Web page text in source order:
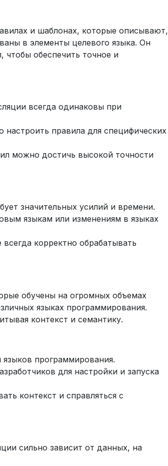
и шаблонах, которые описывают,
в элементы целевого языка. Он
чтобы обеспечить точное и
всегда одинаковы при
настроить правила для специфических
можно достичь высокой точности
значительных усилий и времени.
языкам или изменениям в языках
корректно обрабатывать
обучены на огромных объемах
языках программирования.
контекст и семантику.
программирования.
для настройки и запуска
контекст и справляться с
сильно зависит от данных, на